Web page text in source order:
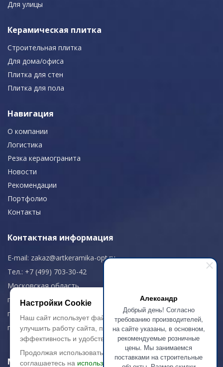
Александр
Добрый день! Согласно
требованию производителей,
на сайте указаны, в основном,
рекомендуемые розничные
цены. Мы занимаемся
поставками на строительные
Для улицы
Керамическая плитка
Строительная плитка
Для дома/офиса
Плитка для стен
Плитка для пола
Навигация
О компании
Логистика
Резка керамогранита
Новости
Рекомендации
Портфолио
Контакты
Контактная информация
E-mail: zakaz@artkeramika-opt.ru
Тел.: +7 (499) 703-30-42
Московская область,
г. Красногорск
пн-чт: 09.00-18.00
пт: 09.00-17.00
Мы в соц. сетях
Настройки Cookie
Наш сайт использует файлы cookie, чтобы
улучшить работу сайта, повысить его
эффективность и удобство.
Продолжая использовать сайт, вы
соглашаетесь на использование файлов